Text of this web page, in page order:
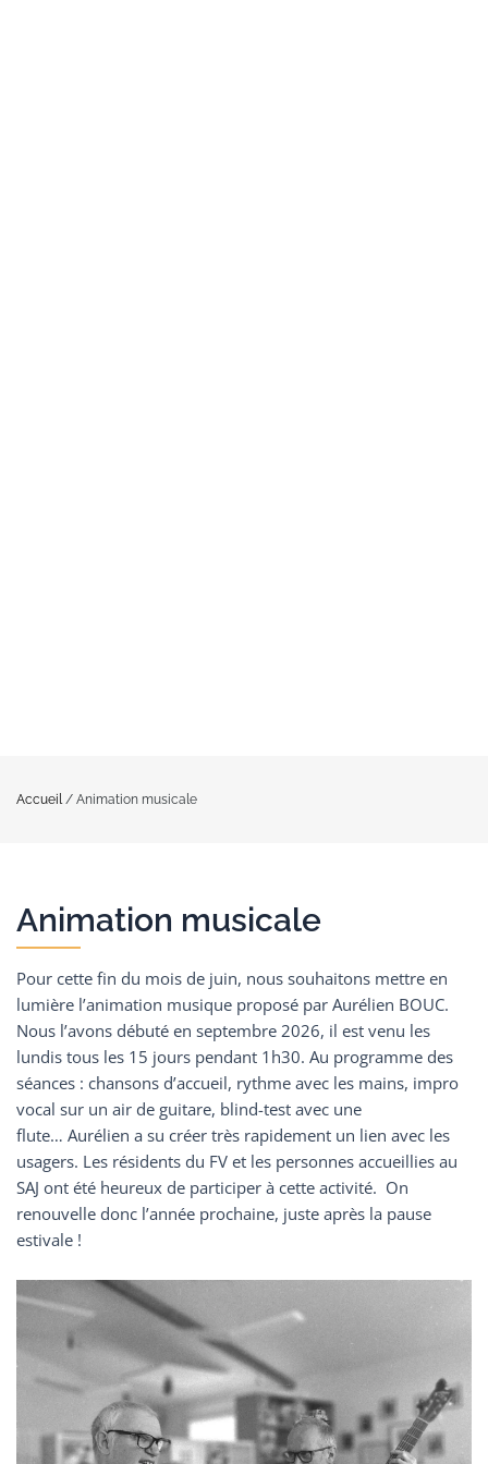
Accueil / Animation musicale
Animation musicale
Pour cette fin du mois de juin, nous souhaitons mettre en
lumière l’animation musique proposé par Aurélien BOUC.
Nous l’avons débuté en septembre 2026, il est venu les
lundis tous les 15 jours pendant 1h30. Au programme des
séances : chansons d’accueil, rythme avec les mains, impro
vocal sur un air de guitare, blind-test avec une
flute… Aurélien a su créer très rapidement un lien avec les
usagers. Les résidents du FV et les personnes accueillies au
SAJ ont été heureux de participer à cette activité. On
renouvelle donc l’année prochaine, juste après la pause
estivale !